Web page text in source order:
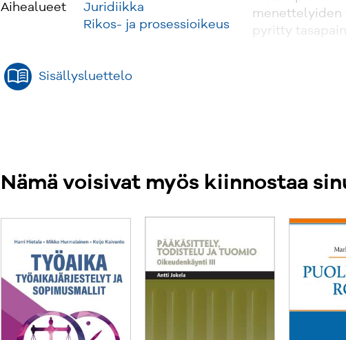
Aihealueet
Juridiikka
Rikos- ja prosessioikeus
menettelyiden
pyritty
Teos on oiva
tuomareille ja
ensimmäinen
vertailtu
Sisällysluettelo
Nämä voisivat myös kiinnostaa